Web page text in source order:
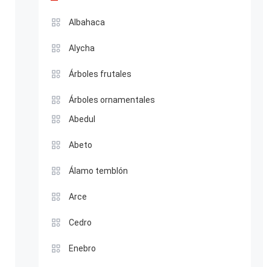
Albahaca
Alycha
Árboles frutales
Árboles ornamentales
Abedul
Abeto
Álamo temblón
Arce
Cedro
Enebro